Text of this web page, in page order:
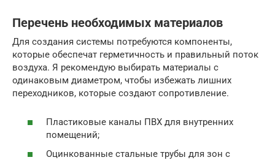
Перечень необходимых материалов
Для создания системы потребуются компоненты,
которые обеспечат герметичность и правильный поток
воздуха. Я рекомендую выбирать материалы с
одинаковым диаметром, чтобы избежать лишних
переходников, которые создают сопротивление.
Пластиковые каналы ПВХ для внутренних
помещений;
Оцинкованные стальные трубы для зон с